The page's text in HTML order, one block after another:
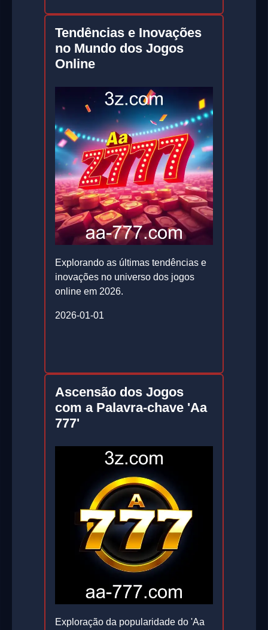
Tendências e Inovações
no Mundo dos Jogos
Online
Explorando as últimas tendências e
inovações no universo dos jogos
online em 2026.
2026-01-01
Ascensão dos Jogos
com a Palavra-chave 'Aa
777'
Exploração da popularidade do 'Aa